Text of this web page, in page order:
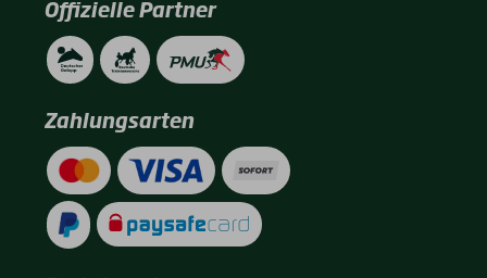
Offizielle Partner
Zahlungsarten